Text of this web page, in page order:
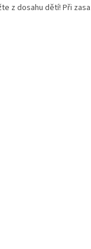
z dosahu dětí! Při